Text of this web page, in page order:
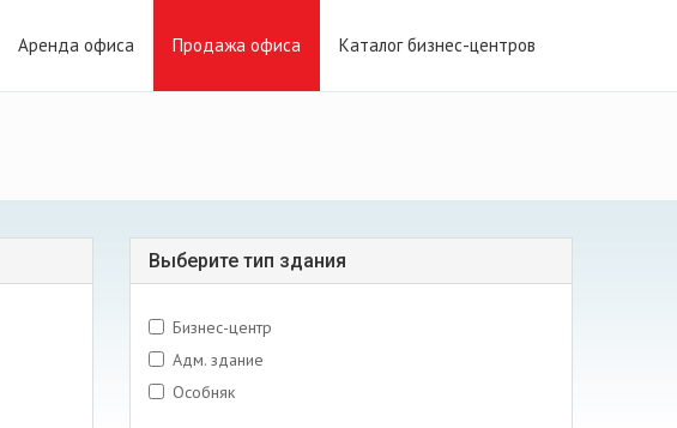
Аренда офиса Продажа офиса Каталог бизнес-центров
Выберите тип здания
Бизнес-центр
Адм. здание
Особняк